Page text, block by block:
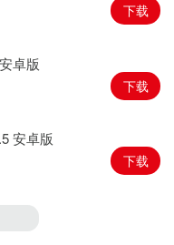
下载
卓版
下载
安卓版
下载